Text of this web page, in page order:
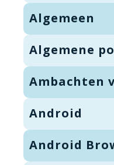
Algemeen
Algemene
Ambachten
Android
Android